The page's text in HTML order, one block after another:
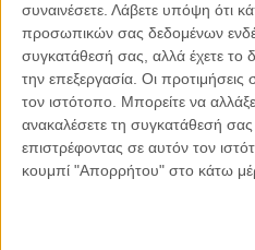
συναινέσετε. Λάβετε υπόψη ότι
προσωπικών σας δεδομένων
συγκατάθεσή σας, αλλά έχετε το
την επεξεργασία. Οι
τον ιστότοπο. Μπορείτε να
ανακαλέσετε τη συγκατάθεσή
επιστρέφοντας σε αυτόν τον
κουμπί "Απορρήτου" στο κάτω
τόσο έχει ανάγκη το παγκόσμιο
κρίσιμη περίοδο. Χωρίς,
εσωτερικά ζητήματα ενός
επισημάνουμε την αντίδραση
κοινότητας στα τεκταινόμενα
στιγμή που ο Γενικός
Ευρωπαϊκή Ένωση δια του